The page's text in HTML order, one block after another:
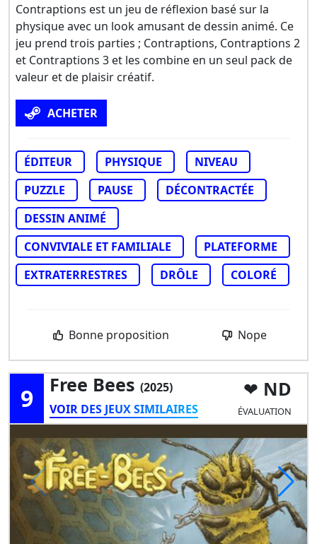
Contraptions est un jeu de réflexion basé sur la
physique avec un look amusant de dessin animé. Ce
jeu prend trois parties ; Contraptions, Contraptions 2
et Contraptions 3 et les combine en un seul pack de
valeur et de plaisir créatif.
ACHETER
ÉDITEUR PHYSIQUE
NIVEAU
PUZZLE
PAUSE
DÉCONTRACTÉE
DESSIN ANIMÉ
CONVIVIALE ET FAMILIALE
PLATEFORME
EXTRATERRESTRES
DRÔLE COLORÉ
Bonne proposition Nope
9 Free Bees (2025)
VOIR DES JEUX SIMILAIRES
ND
ÉVALUATION